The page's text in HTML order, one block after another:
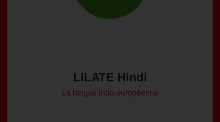
LILATE Hindi
La langue indo-européenne